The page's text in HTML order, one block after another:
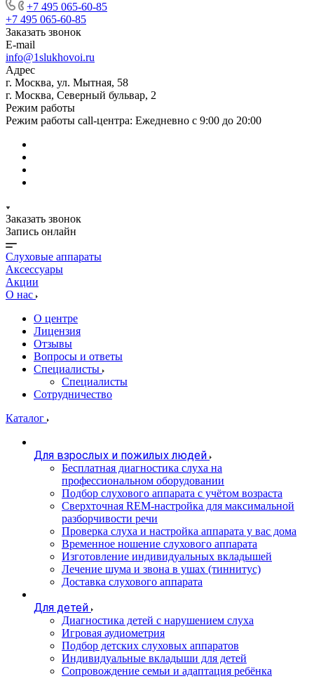
+7 495 065-60-85
+7 495 065-60-85
Заказать звонок
E-mail
info@1slukhovoi.ru
Адрес
г. Москва, ул. Мытная, 58
г. Москва, Северный бульвар, 2
Режим работы
Режим работы call-центра: Ежедневно с 9:00 до 20:00
Заказать звонок
Запись онлайн
Слуховые аппараты
Аксессуары
Акции
О нас
О центре
Лицензия
Отзывы
Вопросы и ответы
Специалисты
Специалисты
Сотрудничество
Каталог
Для взрослых и пожилых людей
Бесплатная диагностика слуха на
профессиональном оборудовании
Подбор слухового аппарата с учётом возраста
Сверхточная REM-настройка для максимальной
разборчивости речи
Проверка слуха и настройка аппарата у вас дома
Временное ношение слухового аппарата
Изготовление индивидуальных вкладышей
Лечение шума и звона в ушах (тиннитус)
Доставка слухового аппарата
Для детей
Диагностика детей с нарушением слуха
Игровая аудиометрия
Подбор детских слуховых аппаратов
Индивидуальные вкладыши для детей
Сопровождение семьи и адаптация ребёнка